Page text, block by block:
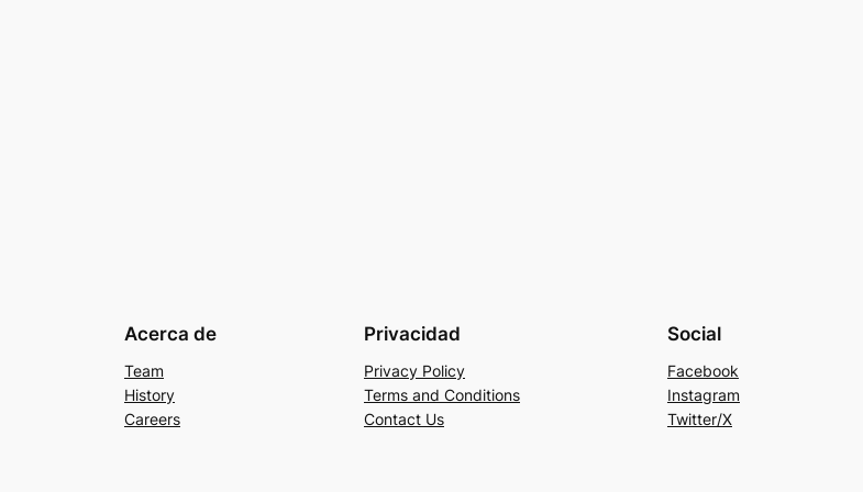
Acerca de
Team
History
Careers
Privacidad
Privacy Policy
Terms and Conditions
Contact Us
Social
Facebook
Instagram
Twitter/X